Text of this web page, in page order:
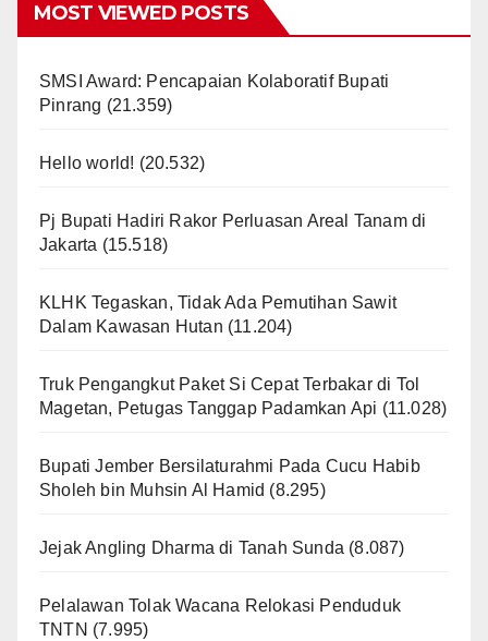
MOST VIEWED POSTS
SMSI Award: Pencapaian Kolaboratif Bupati
Pinrang (21.359)
Hello world! (20.532)
Pj Bupati Hadiri Rakor Perluasan Areal Tanam di
Jakarta (15.518)
KLHK Tegaskan, Tidak Ada Pemutihan Sawit
Dalam Kawasan Hutan (11.204)
Truk Pengangkut Paket Si Cepat Terbakar di Tol
Magetan, Petugas Tanggap Padamkan Api (11.028)
Bupati Jember Bersilaturahmi Pada Cucu Habib
Sholeh bin Muhsin Al Hamid (8.295)
Jejak Angling Dharma di Tanah Sunda (8.087)
Pelalawan Tolak Wacana Relokasi Penduduk
TNTN (7.995)